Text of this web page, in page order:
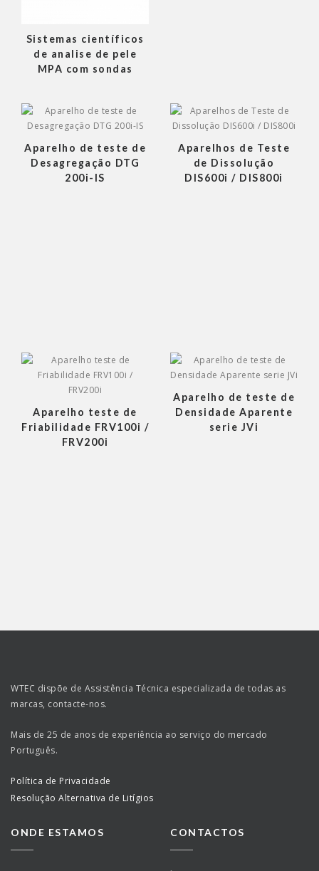
Sistemas científicos
de analise de pele
MPA com sondas
Aparelho de teste de
Desagregação DTG
200i-IS
Aparelhos de Teste
de Dissolução
DIS600i / DIS800i
Aparelho teste de
Friabilidade FRV100i /
FRV200i
Aparelho de teste de
Densidade Aparente
serie JVi
WTEC dispõe de Assistência Técnica especializada de todas as
marcas, contacte-nos.
Mais de 25 de anos de experiência ao serviço do mercado
Português.
Política de Privacidade
Resolução Alternativa de Litígios
ONDE ESTAMOS CONTACTOS